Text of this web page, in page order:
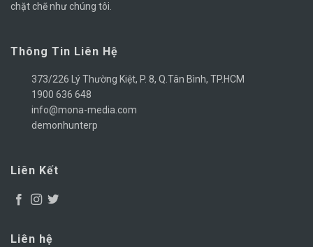
chặt chẽ như chúng tôi.
Thông Tin Liên Hệ
373/226 Lý Thường Kiệt, P. 8, Q.Tân Bình, TP.HCM
1900 636 648
info@mona-media.com
demonhunterp
Liên Kết
Liên hệ